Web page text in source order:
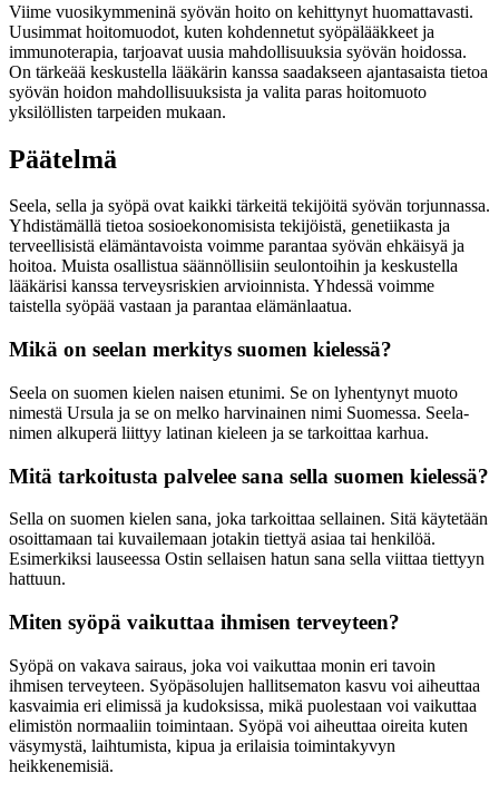
Viime vuosikymmeninä syövän hoito on kehittynyt huomattavasti.
Uusimmat hoitomuodot, kuten kohdennetut syöpälääkkeet ja
immunoterapia, tarjoavat uusia mahdollisuuksia syövän hoidossa.
On tärkeää keskustella lääkärin kanssa saadakseen ajantasaista tietoa
syövän hoidon mahdollisuuksista ja valita paras hoitomuoto
yksilöllisten tarpeiden mukaan.
Päätelmä
Seela, sella ja syöpä ovat kaikki tärkeitä tekijöitä syövän torjunnassa.
Yhdistämällä tietoa sosioekonomisista tekijöistä, genetiikasta ja
terveellisistä elämäntavoista voimme parantaa syövän ehkäisyä ja
hoitoa. Muista osallistua säännöllisiin seulontoihin ja keskustella
lääkärisi kanssa terveysriskien arvioinnista. Yhdessä voimme
taistella syöpää vastaan ja parantaa elämänlaatua.
Mikä on seelan merkitys suomen kielessä?
Seela on suomen kielen naisen etunimi. Se on lyhentynyt muoto
nimestä Ursula ja se on melko harvinainen nimi Suomessa. Seela-
nimen alkuperä liittyy latinan kieleen ja se tarkoittaa karhua.
Mitä tarkoitusta palvelee sana sella suomen kielessä?
Sella on suomen kielen sana, joka tarkoittaa sellainen. Sitä käytetään
osoittamaan tai kuvailemaan jotakin tiettyä asiaa tai henkilöä.
Esimerkiksi lauseessa Ostin sellaisen hatun sana sella viittaa tiettyyn
hattuun.
Miten syöpä vaikuttaa ihmisen terveyteen?
Syöpä on vakava sairaus, joka voi vaikuttaa monin eri tavoin
ihmisen terveyteen. Syöpäsolujen hallitsematon kasvu voi aiheuttaa
kasvaimia eri elimissä ja kudoksissa, mikä puolestaan voi vaikuttaa
elimistön normaaliin toimintaan. Syöpä voi aiheuttaa oireita kuten
väsymystä, laihtumista, kipua ja erilaisia toimintakyvyn
heikkenemisiä.